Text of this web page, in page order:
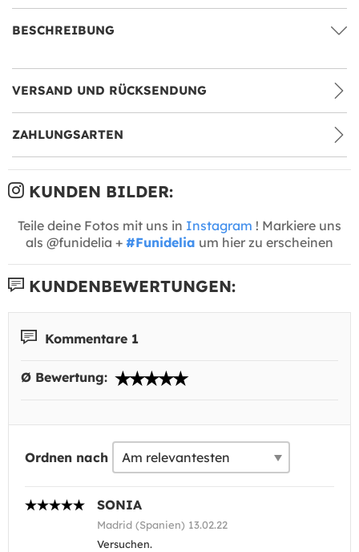
BESCHREIBUNG
VERSAND UND RÜCKSENDUNG
ZAHLUNGSARTEN
KUNDEN BILDER:
Teile deine Fotos mit uns in Instagram ! Markiere uns
als @funidelia + #Funidelia um hier zu erscheinen
KUNDENBEWERTUNGEN:
Kommentare 1
Ø Bewertung:
Ordnen nach
SONIA
Madrid (Spanien) 13.02.22
Versuchen.